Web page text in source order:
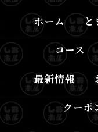
ホーム と
コース
最新情報
クーポ